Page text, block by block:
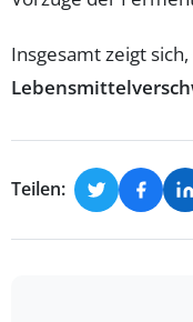
Insgesamt zeigt sich,
Teilen: